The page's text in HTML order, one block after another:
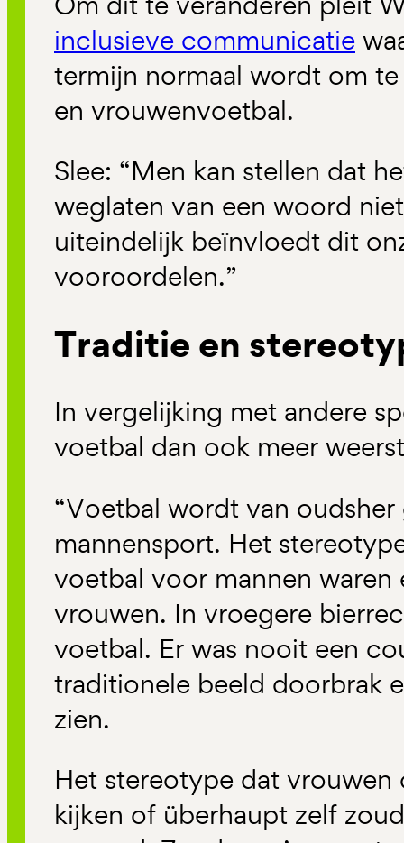
inclusieve communicatie
termijn normaal wordt om
en vrouwenvoetbal.
Slee: “Men kan stellen dat
weglaten van een woord
uiteindelijk beïnvloedt dit
vooroordelen.”
Traditie en
In vergelijking met andere
voetbal dan ook meer
“Voetbal wordt van oudsher
mannensport. Het
voetbal voor mannen waren
vrouwen. In vroegere
voetbal. Er was nooit een
traditionele beeld doorbrak
zien.
Het stereotype dat
kijken of überhaupt zelf